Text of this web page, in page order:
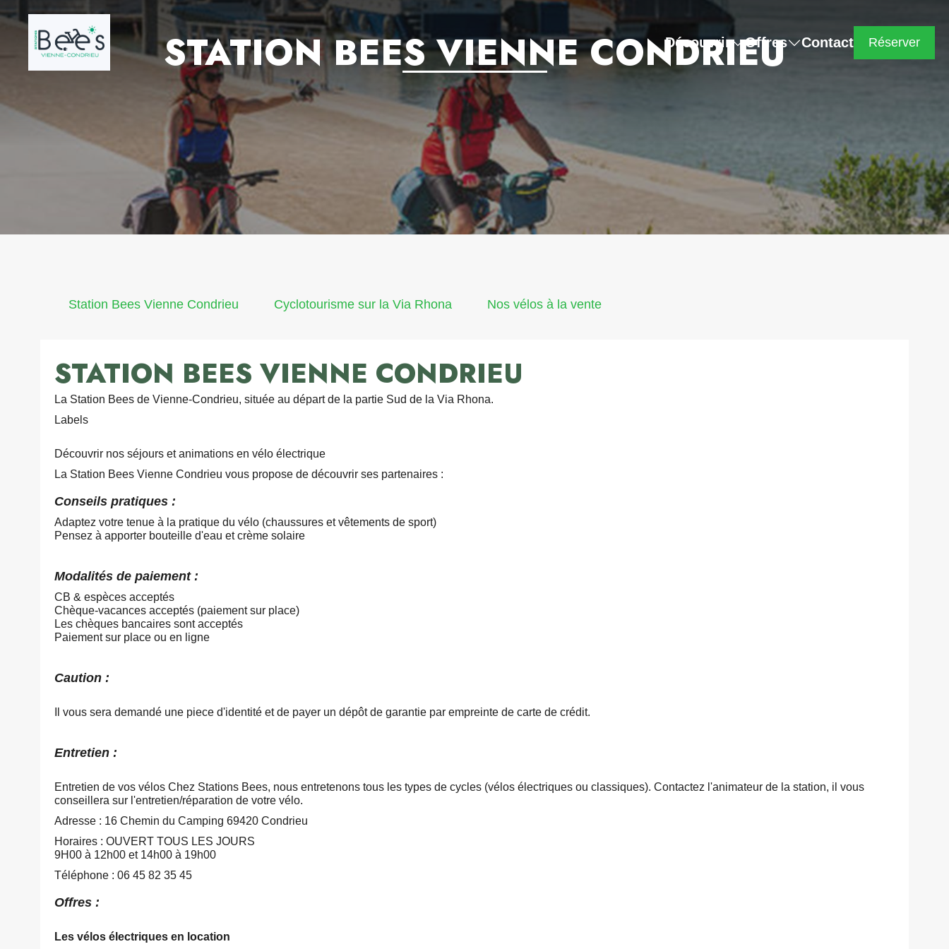
Découvrir Offres Contact Réserver
STATION BEES VIENNE CONDRIEU
Station Bees Vienne Condrieu Cyclotourisme sur la Via Rhona Nos vélos à la vente
STATION BEES VIENNE CONDRIEU
La Station Bees de Vienne-Condrieu, située au départ de la partie Sud de la Via Rhona.
Labels
Découvrir nos séjours et animations en vélo électrique
La Station Bees Vienne Condrieu vous propose de découvrir ses partenaires :
Conseils pratiques :
Adaptez votre tenue à la pratique du vélo (chaussures et vêtements de sport)
Pensez à apporter bouteille d'eau et crème solaire
Modalités de paiement :
CB & espèces acceptés
Chèque-vacances acceptés (paiement sur place)
Les chèques bancaires sont acceptés
Paiement sur place ou en ligne
Caution :
Il vous sera demandé une piece d'identité et de payer un dépôt de garantie par empreinte de carte de crédit.
Entretien :
Entretien de vos vélos Chez Stations Bees, nous entretenons tous les types de cycles (vélos électriques ou classiques). Contactez l'animateur de la station, il vous
conseillera sur l'entretien/réparation de votre vélo.
Adresse : 16 Chemin du Camping 69420 Condrieu
Horaires : OUVERT TOUS LES JOURS
9H00 à 12h00 et 14h00 à 19h00
Téléphone : 06 45 82 35 45
Offres :
Les vélos électriques en location